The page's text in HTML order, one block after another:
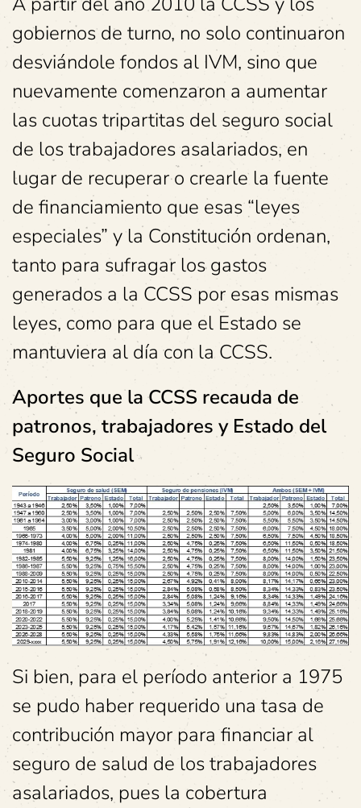
gobiernos de turno, no solo continuaron
desviándole fondos al IVM, sino que
nuevamente comenzaron a aumentar
las cuotas tripartitas del seguro social
de los trabajadores asalariados, en
lugar de recuperar o crearle la fuente
de financiamiento que esas “leyes
especiales” y la Constitución ordenan,
tanto para sufragar los gastos
generados a la CCSS por esas mismas
leyes, como para que el Estado se
mantuviera al día con la CCSS.
Aportes que la CCSS recauda de
patronos, trabajadores y Estado del
Seguro Social
Si bien, para el período anterior a 1975
se pudo haber requerido una tasa de
contribución mayor para financiar al
seguro de salud de los trabajadores
asalariados, pues la cobertura